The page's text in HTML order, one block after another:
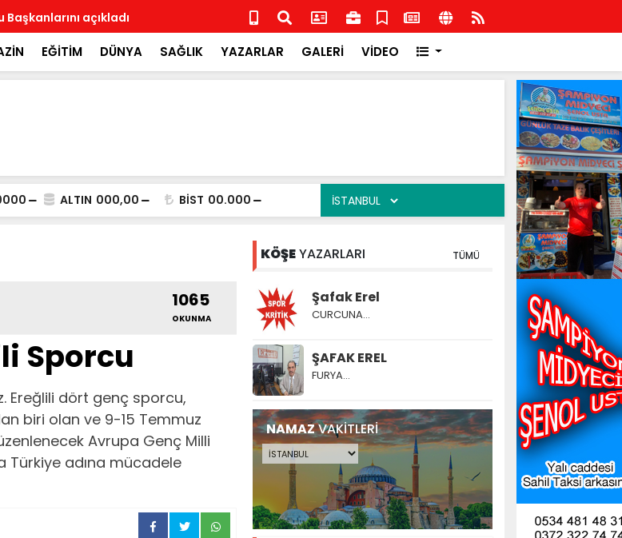
açıkladı MHP İlçe Teşkilatından İlçe Milli Eğitim Müdürlüğüne ziyaret
EĞİTİM DÜNYA SAĞLIK YAZARLAR GALERİ VİDEO
ALTIN 000,00 BİST 00.000
1065
OKUNMA
Sporcu
Ereğlili dört genç sporcu,
biri olan ve 9-15 Temmuz
Avrupa Genç Milli
Türkiye adına mücadele
KÖŞEYAZARLARI TÜMÜ
Şafak Erel
CURCUNA…
ŞAFAK EREL
FURYA…
NAMAZVAKİTLERİ